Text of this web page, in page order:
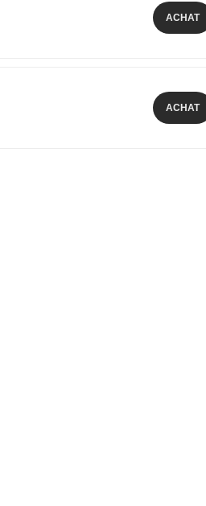
ACHAT
ACHAT